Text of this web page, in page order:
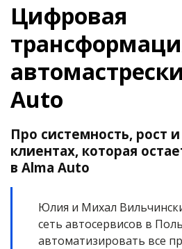
Цифровая
Auto
Про системность, рост
клиентах, которая
в Alma Auto
Юлия и Михал
сеть автосервисов в
автоматизировать все